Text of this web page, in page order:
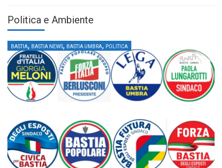
Politica e Ambiente
BASTIA, BASTIA NEWS, BASTIA UMBRA, POLITICA